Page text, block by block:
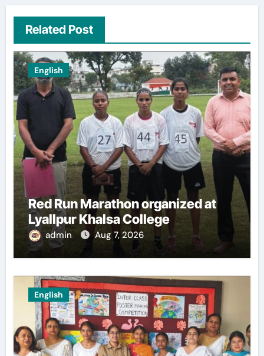
Related Post
English
Red Run Marathon organized at
Lyallpur Khalsa College
admin Aug 7, 2026
English